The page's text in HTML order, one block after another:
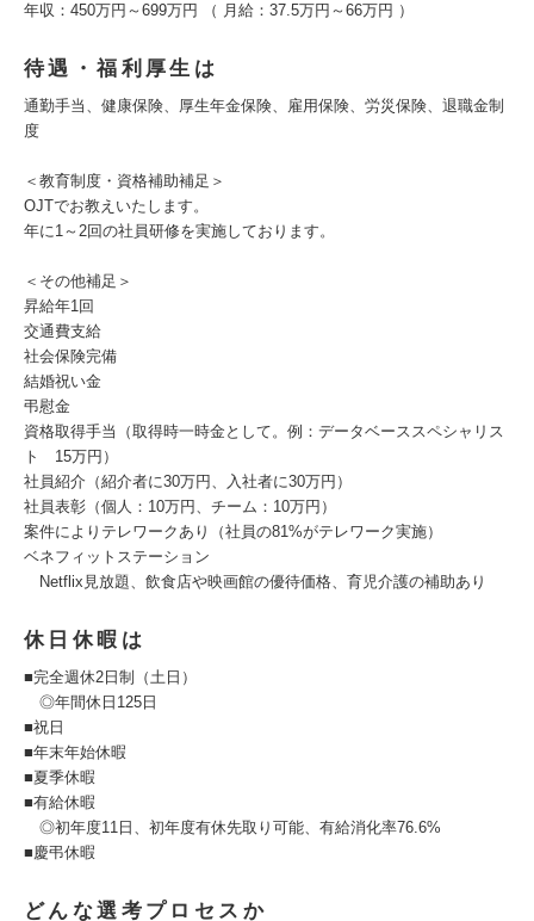
年収：450万円～699万円 （ 月給：37.5万円～66万円 ）
待遇・福利厚生は
通勤手当、健康保険、厚生年金保険、雇用保険、労災保険、退職金制
度
＜教育制度・資格補助補足＞
OJTでお教えいたします。
年に1～2回の社員研修を実施しております。
＜その他補足＞
昇給年1回
交通費支給
社会保険完備
結婚祝い金
弔慰金
資格取得手当（取得時一時金として。例：データベーススペシャリス
ト 15万円）
社員紹介（紹介者に30万円、入社者に30万円）
社員表彰（個人：10万円、チーム：10万円）
案件によりテレワークあり（社員の81%がテレワーク実施）
ベネフィットステーション
Netflix見放題、飲食店や映画館の優待価格、育児介護の補助あり
休日休暇は
■完全週休2日制（土日）
◎年間休日125日
■祝日
■年末年始休暇
■夏季休暇
■有給休暇
◎初年度11日、初年度有休先取り可能、有給消化率76.6%
■慶弔休暇
どんな選考プロセスか